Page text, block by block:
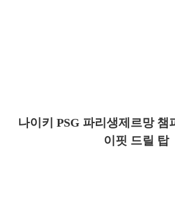
나이키 PSG 파리생제르망 챔
이핏 드릴 탑